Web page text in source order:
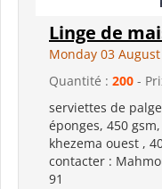
Linge de
Monday 03
Quantité : 200 -
serviettes de
éponges, 450
khezema ouest ,
contacter :
91